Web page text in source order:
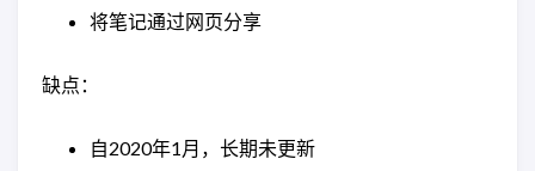
将笔记通过网页分享
缺点：
自2020年1月，长期未更新